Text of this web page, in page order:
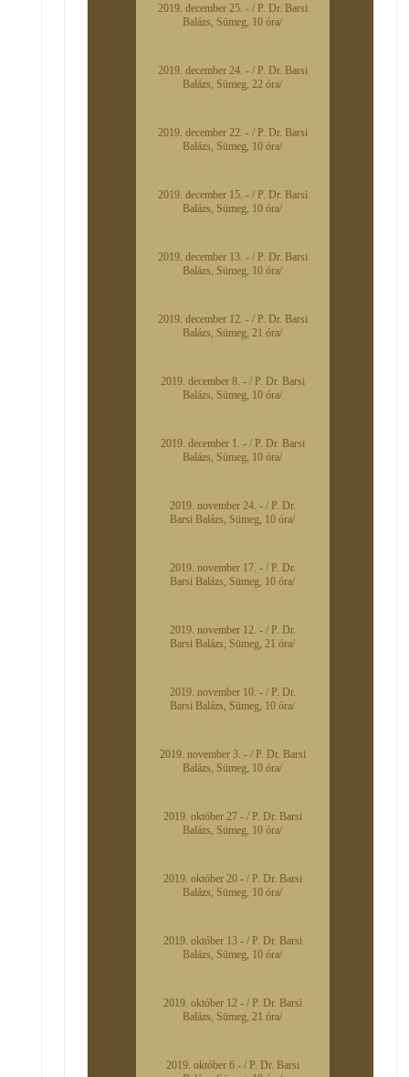
2019. december 25. - / P. Dr. Barsi
Balázs, Sümeg, 10 óra/
2019. december 24. - / P. Dr. Barsi
Balázs, Sümeg, 22 óra/
2019. december 22. - / P. Dr. Barsi
Balázs, Sümeg, 10 óra/
2019. december 15. - / P. Dr. Barsi
Balázs, Sümeg, 10 óra/
2019. december 13. - / P. Dr. Barsi
Balázs, Sümeg, 10 óra/
2019. december 12. - / P. Dr. Barsi
Balázs, Sümeg, 21 óra/
2019. december 8. - / P. Dr. Barsi
Balázs, Sümeg, 10 óra/
2019. december 1. - / P. Dr. Barsi
Balázs, Sümeg, 10 óra/
2019. november 24. - / P. Dr.
Barsi Balázs, Sümeg, 10 óra/
2019. november 17. - / P. Dr.
Barsi Balázs, Sümeg, 10 óra/
2019. november 12. - / P. Dr.
Barsi Balázs, Sümeg, 21 óra/
2019. november 10. - / P. Dr.
Barsi Balázs, Sümeg, 10 óra/
2019. november 3. - / P. Dr. Barsi
Balázs, Sümeg, 10 óra/
2019. október 27 - / P. Dr. Barsi
Balázs, Sümeg, 10 óra/
2019. október 20 - / P. Dr. Barsi
Balázs, Sümeg, 10 óra/
2019. október 13 - / P. Dr. Barsi
Balázs, Sümeg, 10 óra/
2019. október 12 - / P. Dr. Barsi
Balázs, Sümeg, 21 óra/
2019. október 6 - / P. Dr. Barsi